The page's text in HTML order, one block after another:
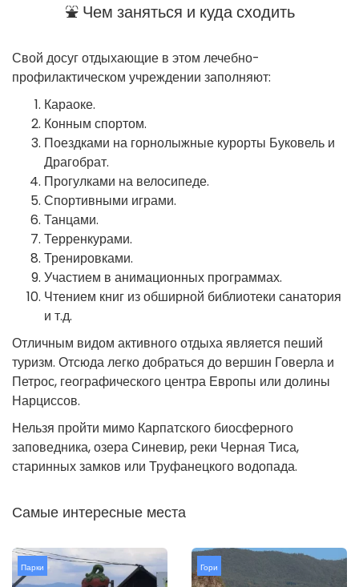
⛲ Чем заняться и куда сходить
Свой досуг отдыхающие в этом лечебно-
профилактическом учреждении заполняют:
Караоке.
Конным спортом.
Поездками на горнолыжные курорты Буковель и
Драгобрат.
Прогулками на велосипеде.
Спортивными играми.
Танцами.
Терренкурами.
Тренировками.
Участием в анимационных программах.
Чтением книг из обширной библиотеки санатория
и т.д.
Отличным видом активного отдыха является пеший
туризм. Отсюда легко добраться до вершин Говерла и
Петрос, географического центра Европы или долины
Нарциссов.
Нельзя пройти мимо Карпатского биосферного
заповедника, озера Синевир, реки Черная Тиса,
старинных замков или Труфанецкого водопада.
Самые интересные места
Парки Гори